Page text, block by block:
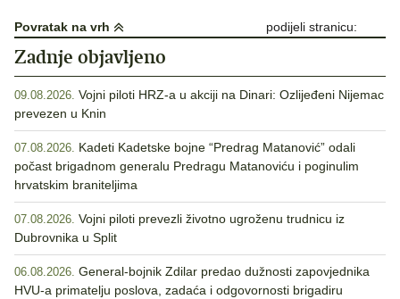
Povratak na vrh podijeli stranicu:
Zadnje objavljeno
09.08.2026. Vojni piloti HRZ-a u akciji na Dinari: Ozlijeđeni Nijemac
prevezen u Knin
07.08.2026. Kadeti Kadetske bojne “Predrag Matanović” odali
počast brigadnom generalu Predragu Matanoviću i poginulim
hrvatskim braniteljima
07.08.2026. Vojni piloti prevezli životno ugroženu trudnicu iz
Dubrovnika u Split
06.08.2026. General-bojnik Zdilar predao dužnosti zapovjednika
HVU-a primatelju poslova, zadaća i odgovornosti brigadiru